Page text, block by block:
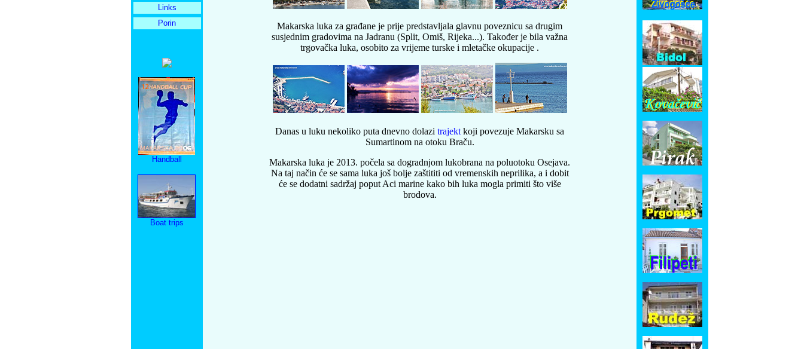
Links
Porin
Handball
Boat trips
Makarska luka za građane je prije predstavljala glavnu poveznicu sa drugim
susjednim gradovima na Jadranu (Split, Omiš, Rijeka...). Također je bila važna
trgovačka luka, osobito za vrijeme turske i mletačke okupacije .
Danas u luku nekoliko puta dnevno dolazi trajekt koji povezuje Makarsku sa
Sumartinom na otoku Braču.
Makarska luka je 2013. počela sa dogradnjom lukobrana na poluotoku Osejava.
Na taj način će se sama luka još bolje zaštititi od vremenskih neprilika, a i dobit
će se dodatni sadržaj poput Aci marine kako bih luka mogla primiti što više
brodova.